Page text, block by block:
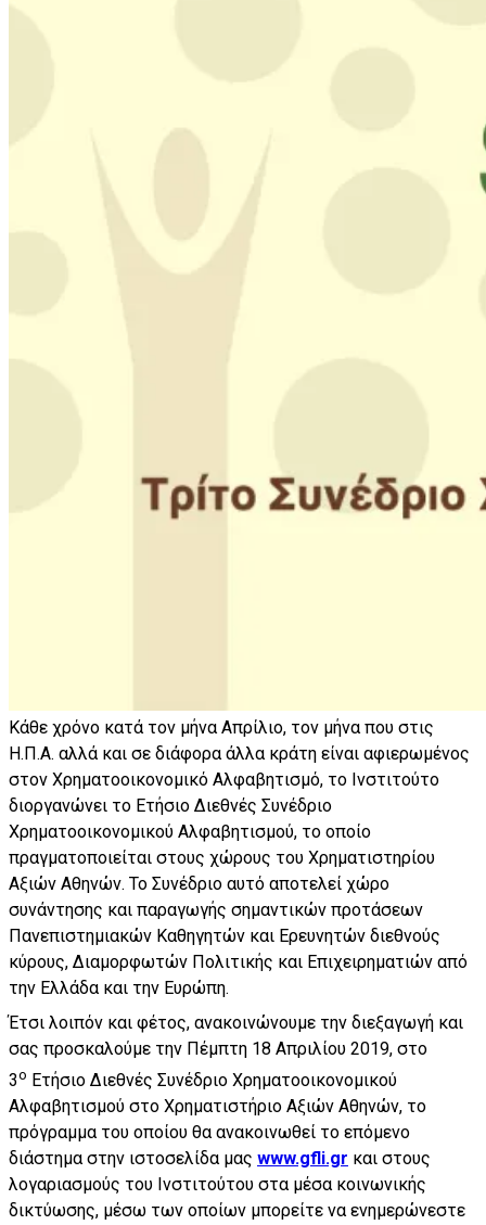
Κάθε χρόνο κατά τον μήνα Απρίλιο, τον μήνα που στις
Η.Π.Α. αλλά και σε διάφορα άλλα κράτη είναι αφιερωμένος
στον Χρηματοοικονομικό Αλφαβητισμό, το Ινστιτούτο
διοργανώνει το Ετήσιο Διεθνές Συνέδριο
Χρηματοοικονομικού Αλφαβητισμού, το οποίο
πραγματοποιείται στους χώρους του Χρηματιστηρίου
Αξιών Αθηνών. Το Συνέδριο αυτό αποτελεί χώρο
συνάντησης και παραγωγής σημαντικών προτάσεων
Πανεπιστημιακών Καθηγητών και Ερευνητών διεθνούς
κύρους, Διαμορφωτών Πολιτικής και Επιχειρηματιών από
την Ελλάδα και την Ευρώπη.
Έτσι λοιπόν και φέτος, ανακοινώνουμε την διεξαγωγή και
σας προσκαλούμε την Πέμπτη 18 Απριλίου 2019, στο
3ο Ετήσιο Διεθνές Συνέδριο Χρηματοοικονομικού
Αλφαβητισμού στο Χρηματιστήριο Αξιών Αθηνών, το
πρόγραμμα του οποίου θα ανακοινωθεί το επόμενο
διάστημα στην ιστοσελίδα μας www.gfli.gr και στους
λογαριασμούς του Ινστιτούτου στα μέσα κοινωνικής
δικτύωσης, μέσω των οποίων μπορείτε να ενημερώνεστε